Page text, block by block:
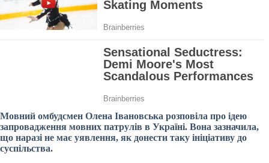
Мовний омбудсмен Олена Івановська розповіла про ідею
запровадження мовних патрулів в Україні. Вона зазначила,
що наразі не має уявлення, як донести таку ініціативу до
суспільства.